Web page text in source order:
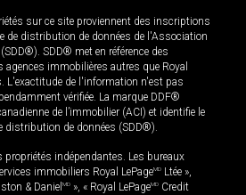
sur ce site proviennent des inscriptions
de distribution de données de l'Association
SDD® met en référence des
immobilières autres que Royal
L'exactitude de l'information n'est pas
vérifiée. La marque DDF®
de l’immobilier (ACI) et identifie le
distribution de données (SDD®).
indépendantes. Les bureaux
immobiliers Royal LePageMD Ltée »,
& Daniel MD », « Royal LePageMD Credit